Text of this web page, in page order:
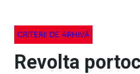
CRITERII DE ARHIVĂ
Revolta